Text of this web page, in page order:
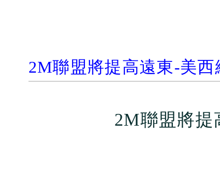
2M聯盟將提高遠東-美西
2M聯盟將提